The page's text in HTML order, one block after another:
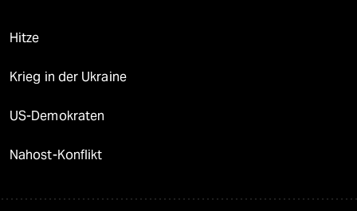
Hitze
Krieg in der Ukraine
US-Demokraten
Nahost-Konflikt